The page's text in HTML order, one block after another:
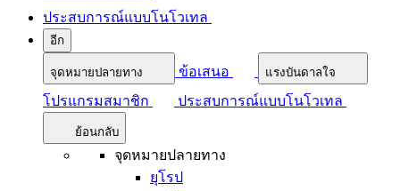
ประสบการณ์แบบโนโวเทล
อีก
จุดหมายปลายทาง ข้อเสนอ แรงบันดาลใจ
โปรแกรมสมาชิก ประสบการณ์แบบโนโวเทล
ย้อนกลับ
จุดหมายปลายทาง
ยุโรป